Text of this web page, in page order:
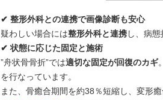
✔ 整形外科との連携で画像診断も安心
疑わしい場合には整形外科と連携し、病態
✔ 状態に応じた固定と施術
”舟状骨骨折”では適切な固定が回復のカギ
を行なっています。
また、骨癒合期間を約38％短縮し、変形